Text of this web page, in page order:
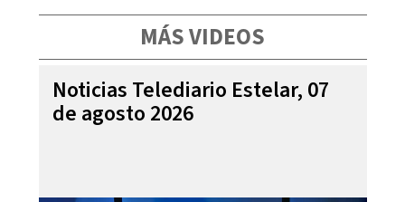
MÁS VIDEOS
Noticias Telediario Estelar, 07
de agosto 2026